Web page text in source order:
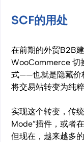
SCF的用处
在前期的外贸B2B
WooCommerce 切
式——也就是隐藏价
将交易站转变为纯
实现这个转变，传
Mode”插件，或者在
但现在，越来越多